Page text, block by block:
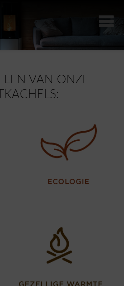
VAN ONZE